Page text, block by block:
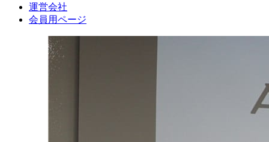
運営会社
会員用ページ